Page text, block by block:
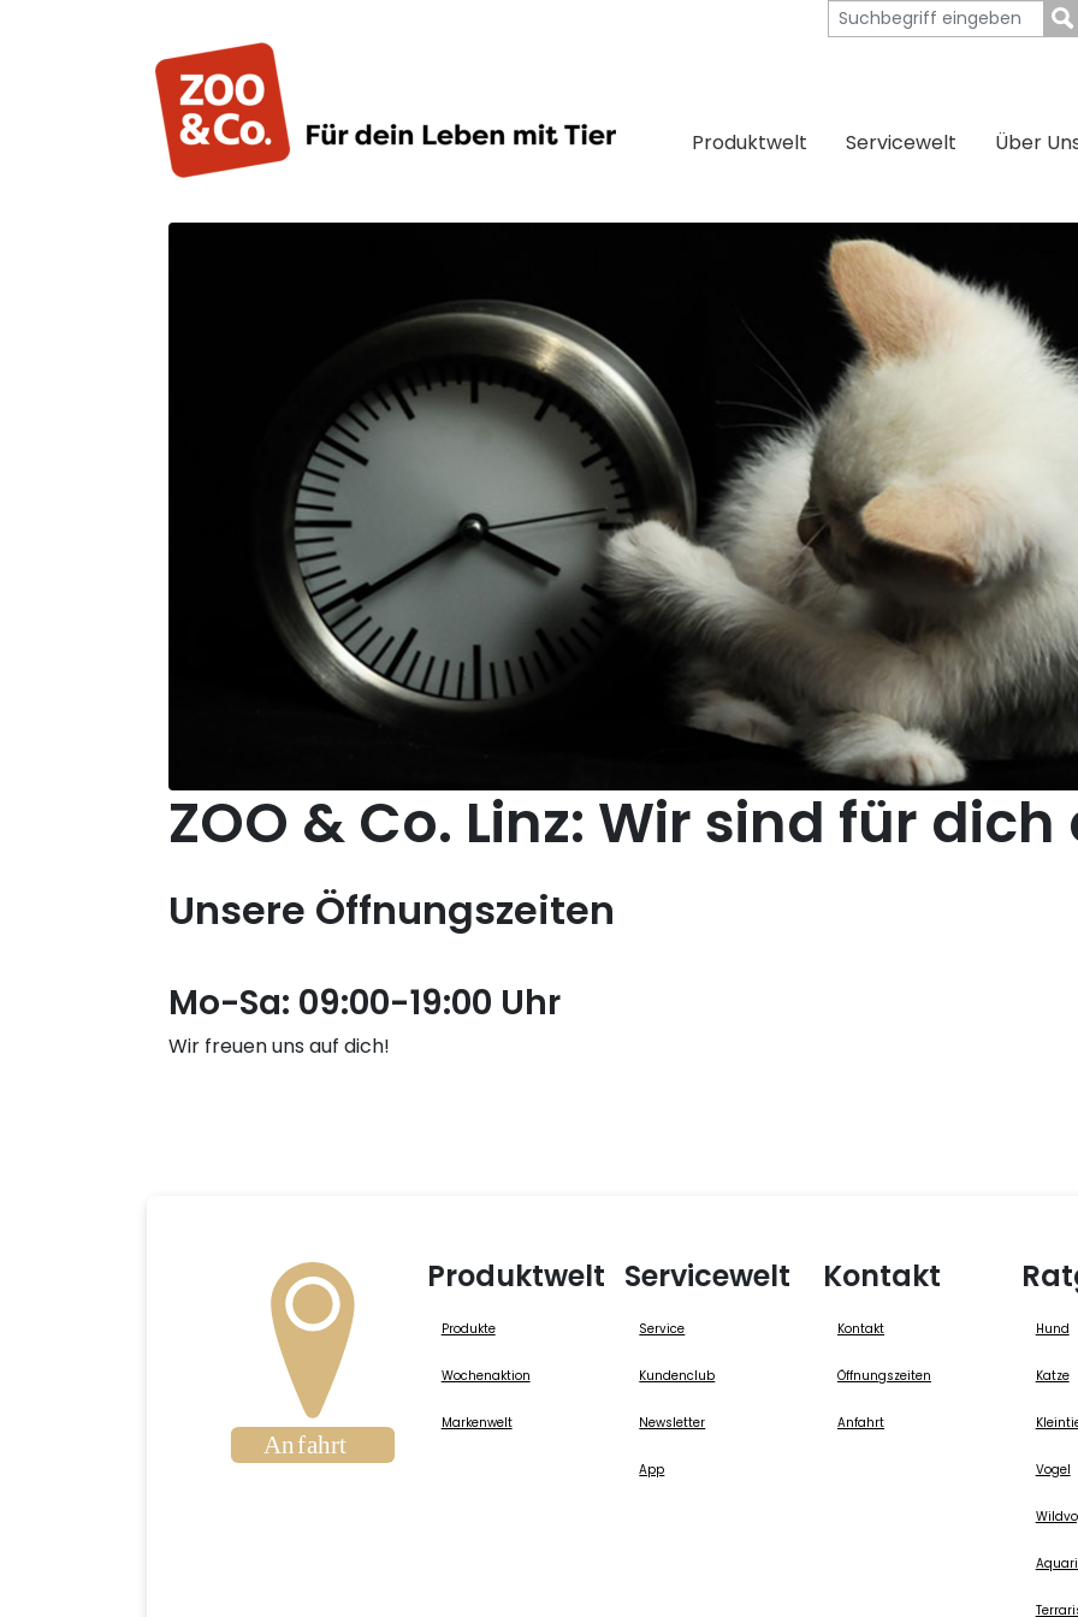
Produktwelt Servicewelt Über
ZOO & Co. Linz: Wir sind für
Unsere Öffnungszeiten
Mo-Sa: 09:00-19:00 Uhr
Wir freuen uns auf dich!
Produktwelt
Produkte
Wochenaktion
Markenwelt
Servicewelt
Service
Kundenclub
Newsletter
App
Kontakt
Kontakt
Öffnungszeiten
Anfahrt
Hund
Katze
Vogel